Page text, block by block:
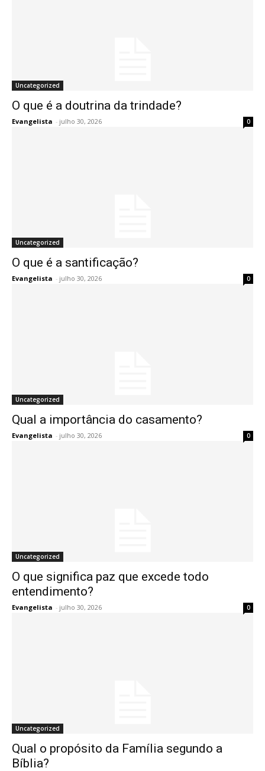
Uncategorized
O que é a doutrina da trindade?
Evangelista - julho 30, 2026 0
Uncategorized
O que é a santificação?
Evangelista - julho 30, 2026 0
Uncategorized
Qual a importância do casamento?
Evangelista - julho 30, 2026 0
Uncategorized
O que significa paz que excede todo
entendimento?
Evangelista - julho 30, 2026 0
Uncategorized
Qual o propósito da Família segundo a
Bíblia?